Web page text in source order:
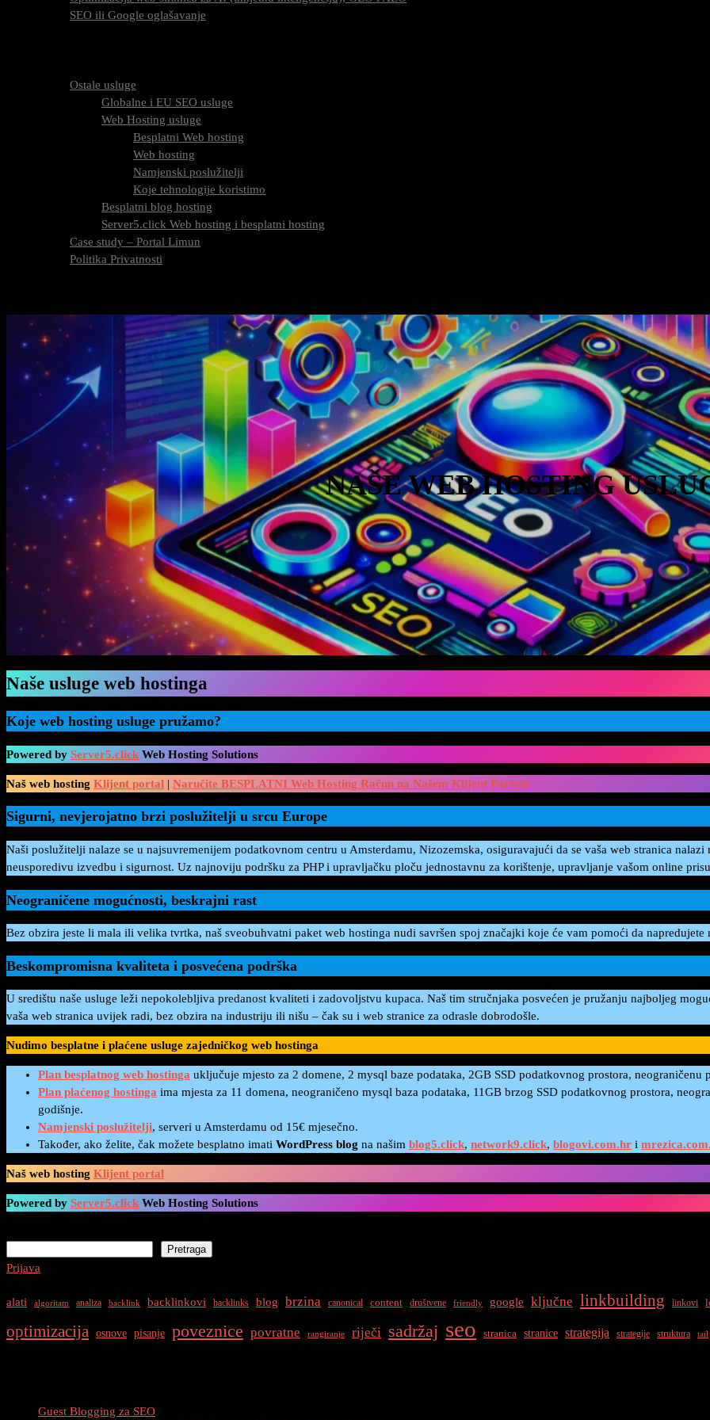
SEO ili Google oglašavanje
Ostale usluge
Globalne i EU SEO usluge
Web Hosting usluge
Besplatni Web hosting
Web hosting
Namjenski poslužitelji
Koje tehnologije koristimo
Besplatni blog hosting
Server5.click Web hosting i besplatni hosting
Case study – Portal Limun
Politika Privatnosti
NAŠE WEB HOSTING
Naše usluge web hostinga
Koje web hosting usluge pružamo?
Powered by Server5.click Web Hosting Solutions
Naš web hosting Klijent portal | Naručite BESPLATNI Web Hosting Račun na Našem Klijent Portalu
Sigurni, nevjerojatno brzi poslužitelji u srcu Europe
Naši poslužitelji nalaze se u najsuvremenijem podatkovnom centru u Amsterdamu, Nizozemska, osiguravajući da se vaša web stranica
neusporedivu izvedbu i sigurnost. Uz najnoviju podršku za PHP i upravljačku ploču jednostavnu za korištenje, upravljanje vašom online
Neograničene mogućnosti, beskrajni rast
Bez obzira jeste li mala ili velika tvrtka, naš sveobuhvatni paket web hostinga nudi savršen spoj značajki koje će vam pomoći da napredujete
Beskompromisna kvaliteta i posvećena podrška
U središtu naše usluge leži nepokolebljiva predanost kvaliteti i zadovoljstvu kupaca. Naš tim stručnjaka posvećen je pružanju najboljeg
vaša web stranica uvijek radi, bez obzira na industriju ili nišu – čak su i web stranice za odrasle dobrodošle.
Nudimo besplatne i plaćene usluge zajedničkog web hostinga
Plan besplatnog web hostinga uključuje mjesto za 2 domene, 2 mysql baze podataka, 2GB SSD podatkovnog prostora, neograničenu
Plan plaćenog hostinga ima mjesta za 11 domena, neograničeno mysql baza podataka, 11GB brzog SSD podatkovnog prostora,
godišnje.
Namjenski poslužitelji, serveri u Amsterdamu od 15€ mjesečno.
Također, ako želite, čak možete besplatno imati WordPress blog na našim blog5.click, network9.click, blogovi.com.hr i
Naš web hosting Klijent portal
Powered by Server5.click Web Hosting Solutions
Pretraga
Prijava
alati algoritam analiza backlink backlinkovi backlinks blog brzina canonical content društvene friendly google ključne linkbuilding linkovi
optimizacija osnove pisanje poveznice povratne rangiranje riječi sadržaj seo stranica stranice strategija strategije struktura tail
Guest Blogging za SEO